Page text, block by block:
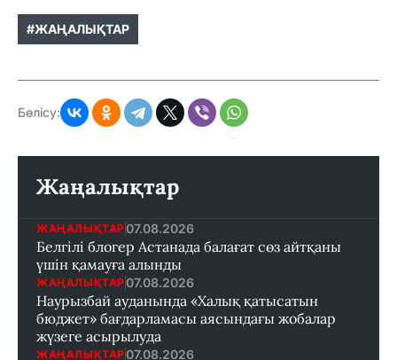
#ЖАҢАЛЫҚТАР
Бөлісу:
Жаңалықтар
ЖАҢАЛЫҚТАР 07.08.2026
Белгілі блогер Астанада балағат сөз айтқаны
үшін қамауға алынды
ЖАҢАЛЫҚТАР 07.08.2026
Наурызбай ауданында «Халық қатысатын
бюджет» бағдарламасы аясындағы жобалар
жүзеге асырылуда
ЖАҢАЛЫҚТАР 07.08.2026